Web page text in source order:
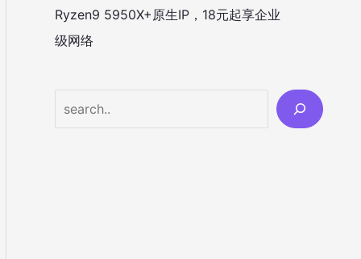
Ryzen9 5950X+原生IP，18元起享企业
级网络